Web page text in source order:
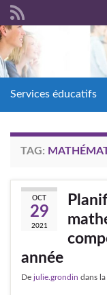
Services éducatifs
TAG:
OCT
29
2021
année
De julie.grondin dans